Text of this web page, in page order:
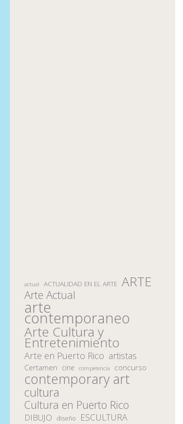
actual ACTUALIDAD EN EL ARTE ARTE
Arte Actual
arte
contemporaneo
Arte Cultura y
Entretenimiento
Arte en Puerto Rico artistas
Certamen cine competencia concurso
contemporary art
cultura
Cultura en Puerto Rico
DIBUJO diseño ESCULTURA